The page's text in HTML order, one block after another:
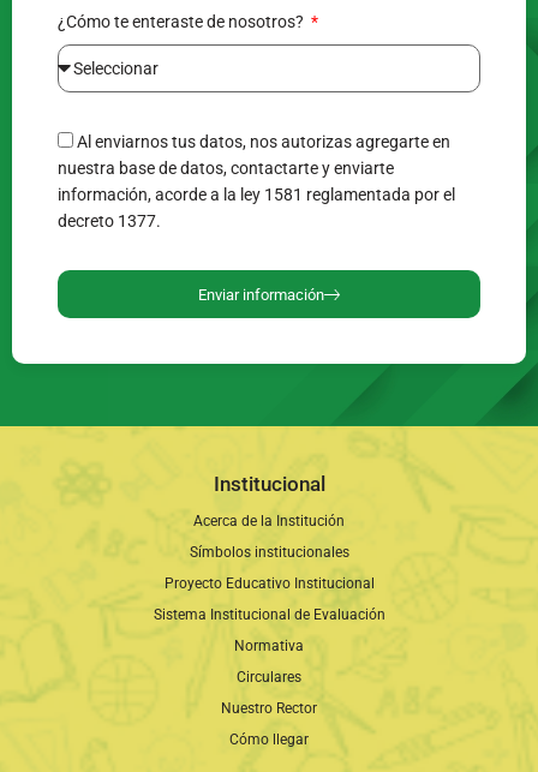
¿Cómo te enteraste de nosotros?
Al enviarnos tus datos, nos autorizas agregarte en
nuestra base de datos, contactarte y enviarte
información, acorde a la ley 1581 reglamentada por el
decreto 1377.
Enviar información
Institucional
Acerca de la Institución
Símbolos institucionales
Proyecto Educativo Institucional
Sistema Institucional de Evaluación
Normativa
Circulares
Nuestro Rector
Cómo llegar